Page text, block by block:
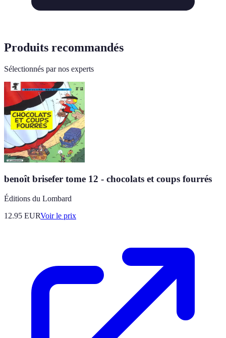
Produits recommandés
Sélectionnés par nos experts
benoît brisefer tome 12 - chocolats et coups fourrés
Éditions du Lombard
12.95 EURVoir le prix